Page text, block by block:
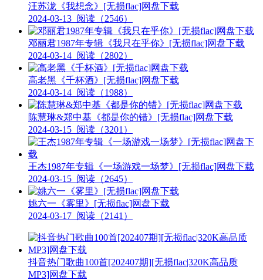
汪苏泷《我想念》[无损flac]网盘下载
2024-03-13 阅读（2546）
邓丽君1987年专辑《我只在乎你》[无损flac]网盘下载
2024-03-14 阅读（2802）
高老黑《千杯酒》[无损flac]网盘下载
2024-03-14 阅读（1988）
陈慧琳&郑中基《都是你的错》[无损flac]网盘下载
2024-03-15 阅读（3201）
王杰1987年专辑《一场游戏一场梦》[无损flac]网盘下载
2024-03-15 阅读（2645）
姚六一《雾里》[无损flac]网盘下载
2024-03-17 阅读（2141）
抖音热门歌曲100首[202407期][无损flac|320K高品质
MP3]网盘下载